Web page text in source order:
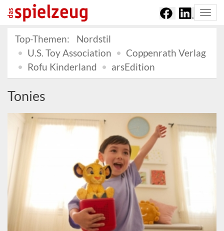
Top-Themen:
Nordstil
U.S. Toy Association
Coppenrath Verlag
Rofu Kinderland
arsEdition
Tonies